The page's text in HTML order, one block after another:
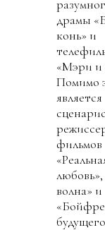
драмы
конь» и
«Мэри и
Помимо
является
фильмов
волна» и